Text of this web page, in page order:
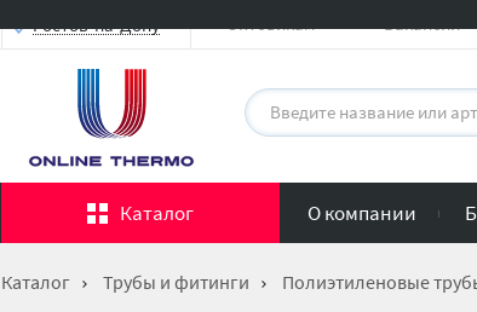
Ростов-на-Дону Оптовикам Вакансии
Каталог О компании
Каталог Трубы и фитинги Полиэтиленовые